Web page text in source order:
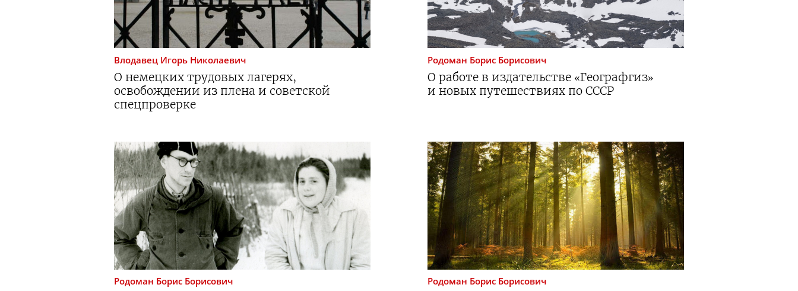
Влодавец Игорь Николаевич
О немецких трудовых лагерях,
освобождении из плена и советской
спецпроверке
Родоман Борис Борисович
О работе в издательстве «Географгиз»
и новых путешествиях по СССР
Родоман Борис Борисович Родоман Борис Борисович